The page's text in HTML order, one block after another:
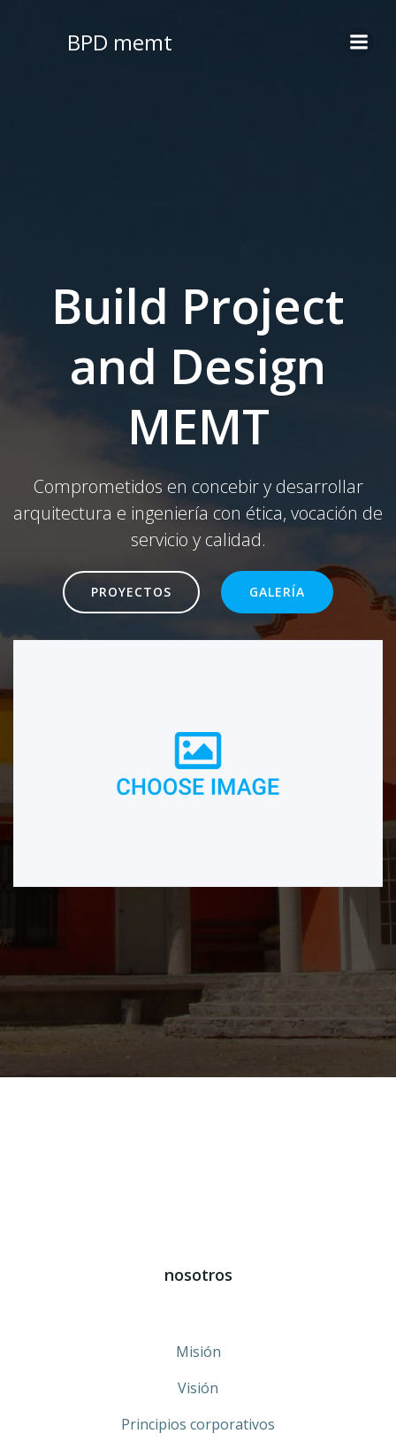
BPD memt
Build Project
and Design
MEMT
Comprometidos en concebir y desarrollar
arquitectura e ingeniería con ética, vocación de
servicio y calidad.
PROYECTOS GALERÍA
nosotros
Misión
Visión
Principios corporativos